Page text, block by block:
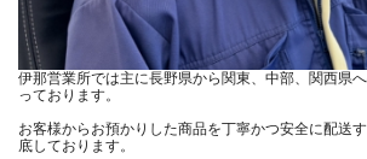
伊那営業所では主に長野県から関東、中部、関西県
っております。
お客様からお預かりした商品を丁寧かつ安全に配送
底しております。